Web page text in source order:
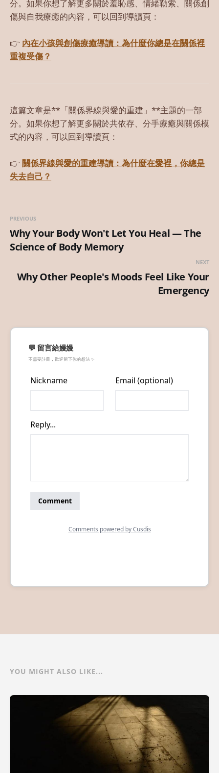
分。如果你想了解更多關於羞恥感、情緒勒索、關係創
傷與自我療癒的內容，可以回到導讀頁：
👉 內在小孩與創傷療癒導讀：為什麼你總是在關係裡
重複受傷？
這篇文章是**「關係界線與愛的重建」**主題的一部
分。如果你想了解更多關於共依存、分手療癒與關係模
式的內容，可以回到導讀頁：
👉 關係界線與愛的重建導讀：為什麼在愛裡，你總是
失去自己？
PREVIOUS
Why Your Body Won't Let You Heal — The
Science of Body Memory
NEXT
Why Other People's Moods Feel Like Your
Emergency
💬 留言給嫚嫚
不需要註冊，歡迎留下你的想法 ✨
YOU MIGHT ALSO LIKE...